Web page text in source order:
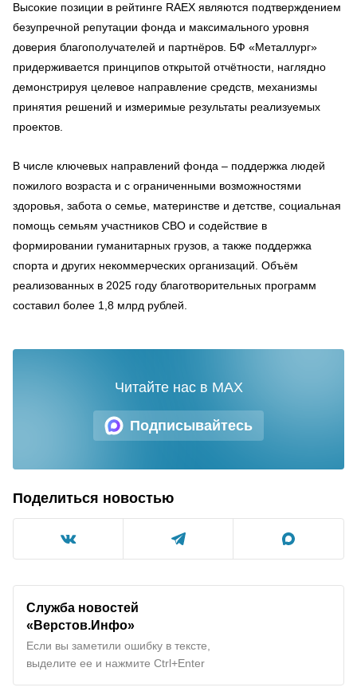
Высокие позиции в рейтинге RAEX являются подтверждением
безупречной репутации фонда и максимального уровня
доверия благополучателей и партнёров. БФ «Металлург»
придерживается принципов открытой отчётности, наглядно
демонстрируя целевое направление средств, механизмы
принятия решений и измеримые результаты реализуемых
проектов.
В числе ключевых направлений фонда – поддержка людей
пожилого возраста и с ограниченными возможностями
здоровья, забота о семье, материнстве и детстве, социальная
помощь семьям участников СВО и содействие в
формировании гуманитарных грузов, а также поддержка
спорта и других некоммерческих организаций. Объём
реализованных в 2025 году благотворительных программ
составил более 1,8 млрд рублей.
Подписывайтесь
Читайте нас в MAX
Поделиться новостью
Служба новостей
«Верстов.Инфо»
Если вы заметили ошибку в тексте,
выделите ее и нажмите Ctrl+Enter